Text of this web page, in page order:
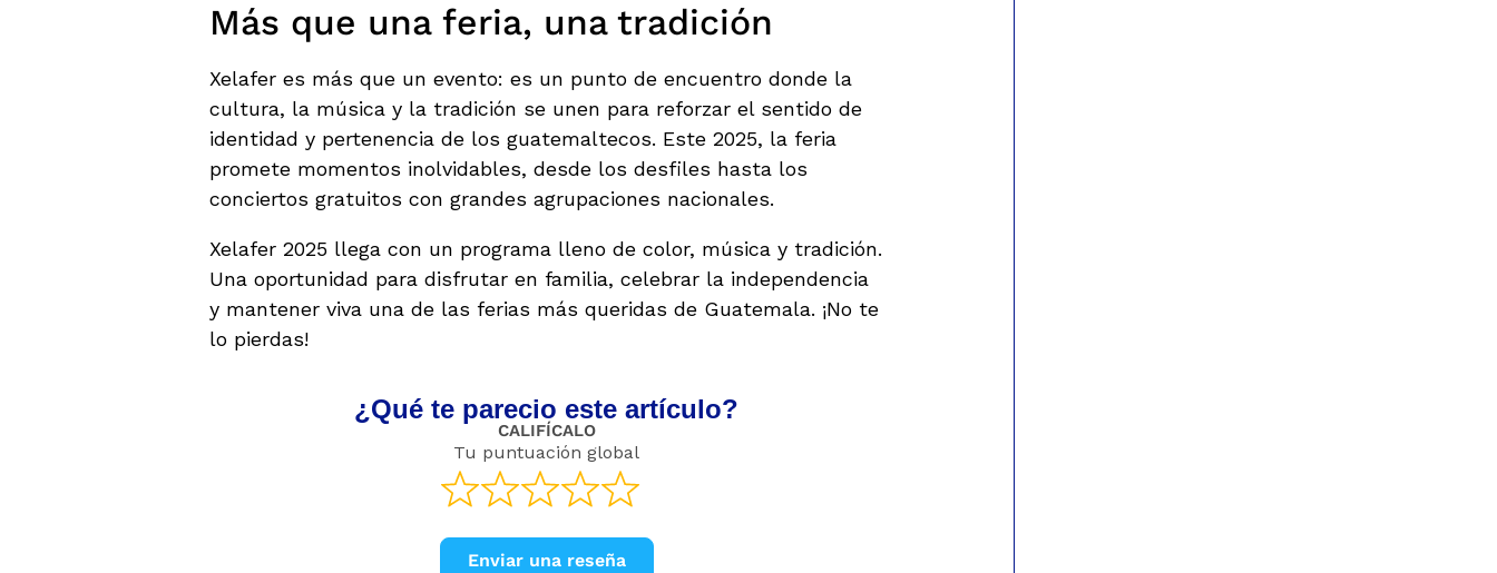
Más que una feria, una tradición
Xelafer es más que un evento: es un punto de encuentro donde la
cultura, la música y la tradición se unen para reforzar el sentido de
identidad y pertenencia de los guatemaltecos. Este 2025, la feria
promete momentos inolvidables, desde los desfiles hasta los
conciertos gratuitos con grandes agrupaciones nacionales.
Xelafer 2025 llega con un programa lleno de color, música y tradición.
Una oportunidad para disfrutar en familia, celebrar la independencia
y mantener viva una de las ferias más queridas de Guatemala. ¡No te
lo pierdas!
¿Qué te parecio este artículo?
CALIFÍCALO
Tu puntuación global
Enviar una reseña